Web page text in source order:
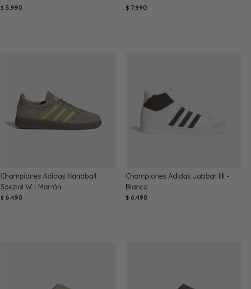
$ 5.990 $ 7.990
Championes Adidas Handball
Spezial W - Marrón
$ 6.490
Championes Adidas Jabbar Hi -
Blanco
$ 6.490